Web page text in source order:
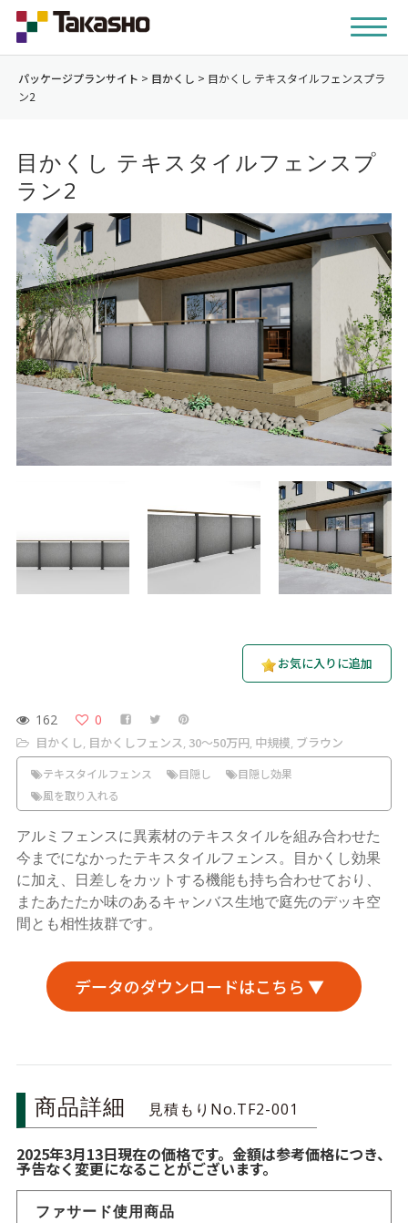
パッケージプランサイト > 目かくし > 目かくし テキスタイルフェンスプラ
ン2
目かくし テキスタイルフェンスプ
ラン2
お気に入りに追加
162
0
目かくし, 目かくしフェンス, 30〜50万円, 中規模, ブラウン
テキスタイルフェンス 目隠し
目隠し効果
風を取り入れる
アルミフェンスに異素材のテキスタイルを組み合わせた
今までになかったテキスタイルフェンス。目かくし効果
に加え、日差しをカットする機能も持ち合わせており、
またあたたか味のあるキャンバス生地で庭先のデッキ空
間とも相性抜群です。
データのダウンロードはこちら ▼
商品詳細 見積もりNo.TF2-001
2025年3月13日現在の価格です。金額は参考価格につき、
予告なく変更になることがございます。
ファサード使用商品